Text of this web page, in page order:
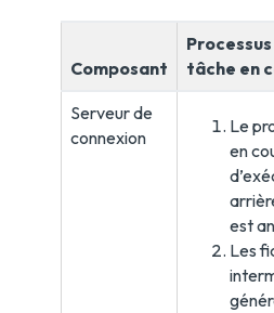
Composant
tâche en
Serveur de
connexion
Le
en
est
Les